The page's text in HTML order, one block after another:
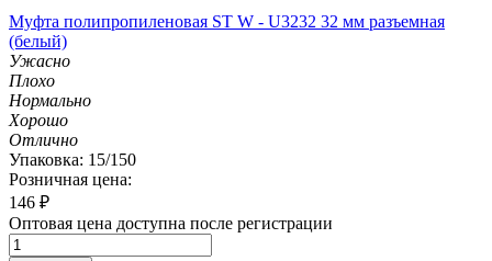
Муфта полипропиленовая ST W - U3232 32 мм разъемная
(белый)
Ужасно
Плохо
Нормально
Хорошо
Отлично
Упаковка: 15/150
Розничная цена:
146 ₽
Оптовая цена доступна после регистрации